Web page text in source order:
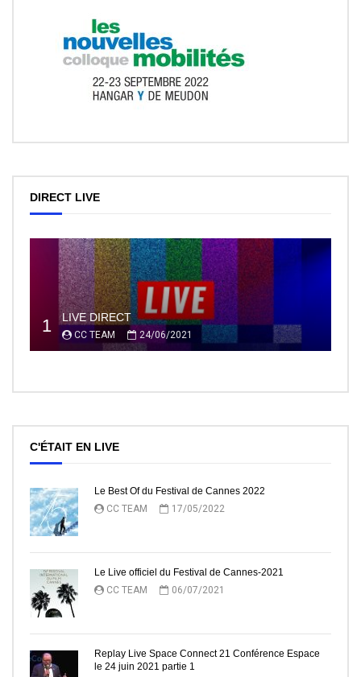
DIRECT LIVE
1 LIVE DIRECT
CC TEAM 24/06/2021
C'ÉTAIT EN LIVE
Le Best Of du Festival de Cannes 2022
CC TEAM
17/05/2022
Le Live officiel du Festival de Cannes-2021
CC TEAM
06/07/2021
Replay Live Space Connect 21 Conférence Espace
le 24 juin 2021 partie 1